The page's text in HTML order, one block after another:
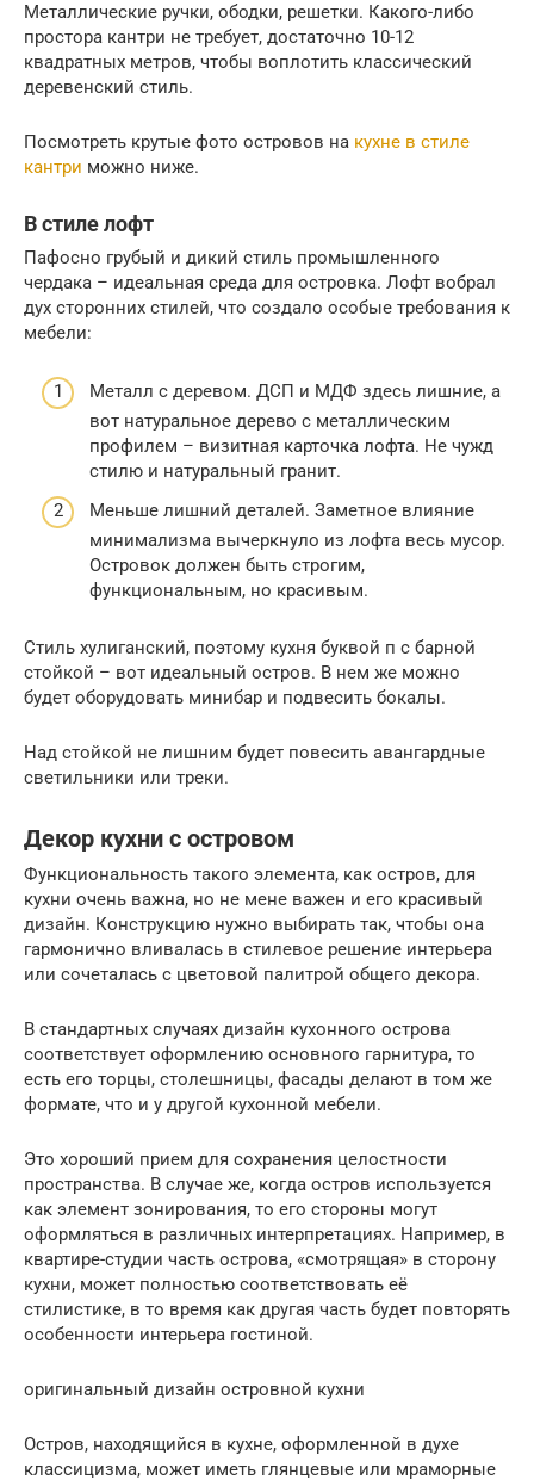
Металлические ручки, ободки, решетки. Какого-либо
простора кантри не требует, достаточно 10-12
квадратных метров, чтобы воплотить классический
деревенский стиль.
Посмотреть крутые фото островов на кухне в стиле
кантри можно ниже.
В стиле лофт
Пафосно грубый и дикий стиль промышленного
чердака – идеальная среда для островка. Лофт вобрал
дух сторонних стилей, что создало особые требования к
мебели:
Металл с деревом. ДСП и МДФ здесь лишние, а
вот натуральное дерево с металлическим
профилем – визитная карточка лофта. Не чужд
стилю и натуральный гранит.
Меньше лишний деталей. Заметное влияние
минимализма вычеркнуло из лофта весь мусор.
Островок должен быть строгим,
функциональным, но красивым.
Стиль хулиганский, поэтому кухня буквой п с барной
стойкой – вот идеальный остров. В нем же можно
будет оборудовать минибар и подвесить бокалы.
Над стойкой не лишним будет повесить авангардные
светильники или треки.
Декор кухни с островом
Функциональность такого элемента, как остров, для
кухни очень важна, но не мене важен и его красивый
дизайн. Конструкцию нужно выбирать так, чтобы она
гармонично вливалась в стилевое решение интерьера
или сочеталась с цветовой палитрой общего декора.
В стандартных случаях дизайн кухонного острова
соответствует оформлению основного гарнитура, то
есть его торцы, столешницы, фасады делают в том же
формате, что и у другой кухонной мебели.
Это хороший прием для сохранения целостности
пространства. В случае же, когда остров используется
как элемент зонирования, то его стороны могут
оформляться в различных интерпретациях. Например, в
квартире-студии часть острова, «смотрящая» в сторону
кухни, может полностью соответствовать её
стилистике, в то время как другая часть будет повторять
особенности интерьера гостиной.
оригинальный дизайн островной кухни
Остров, находящийся в кухне, оформленной в духе
классицизма, может иметь глянцевые или мраморные